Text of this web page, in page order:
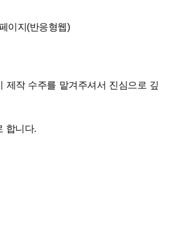
이지(반응형웹)
제작 수주를 맡겨주셔서 진심으로 깊
합니다.